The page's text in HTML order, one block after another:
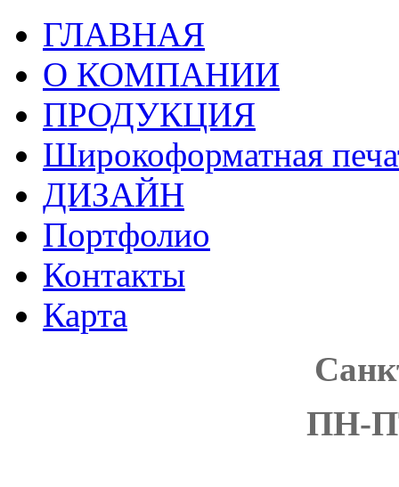
ГЛАВНАЯ
О КОМПАНИИ
ПРОДУКЦИЯ
Широкоформатная
ДИЗАЙН
Портфолио
Контакты
Карта
ПН-